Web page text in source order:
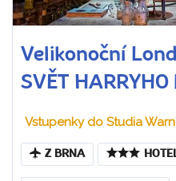
Velikonoční
SVĚT HARRYHO
Vstupenky do Studia
Z BRNA